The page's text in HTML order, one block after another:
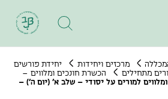
מרכזים ויחידות
יחידת פורשים
מתחילים
הכשרת חונכים ומלווים –
ומלווים למורים על יסודי – שלב א' (יום ה') –